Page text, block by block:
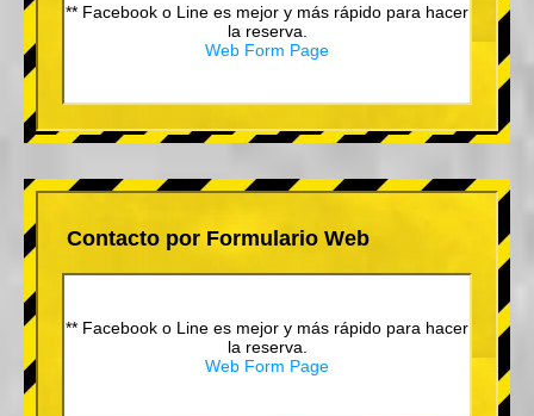
** Facebook o Line es mejor y más rápido para hacer
la reserva.
Web Form Page
Contacto por Formulario Web
** Facebook o Line es mejor y más rápido para hacer
la reserva.
Web Form Page